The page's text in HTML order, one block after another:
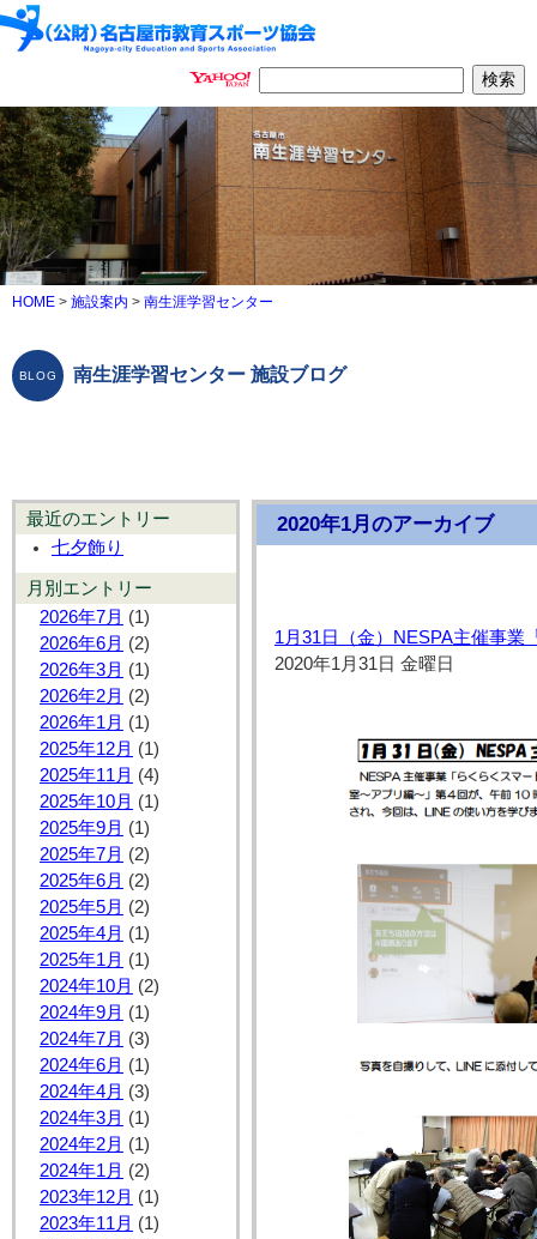
HOME > 施設案内 > 南生涯学習センター
南生涯学習センター 施設ブログ
最近のエントリー
七夕飾り
月別エントリー
2026年7月 (1)
2026年6月 (2)
2026年3月 (1)
2026年2月 (2)
2026年1月 (1)
2025年12月 (1)
2025年11月 (4)
2025年10月 (1)
2025年9月 (1)
2025年7月 (2)
2025年6月 (2)
2025年5月 (2)
2025年4月 (1)
2025年1月 (1)
2024年10月 (2)
2024年9月 (1)
2024年7月 (3)
2024年6月 (1)
2024年4月 (3)
2024年3月 (1)
2024年2月 (1)
2024年1月 (2)
2023年12月 (1)
2023年11月 (1)
2020年1月のアーカイブ
1月31日（金）NESPA主催事
2020年1月31日 金曜日